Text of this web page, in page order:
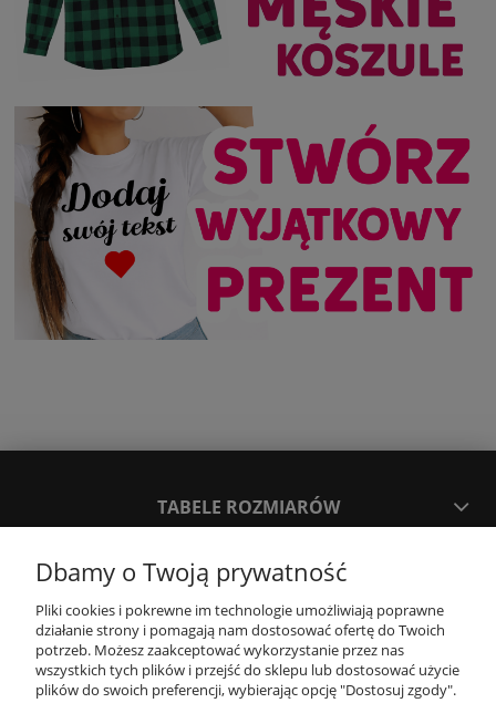
TABELE ROZMIARÓW
SPOSOBY PŁATNOŚCI ORAZ CZAS I KOSZTY DOSTAWY
KONTAKT
Dbamy o Twoją prywatność
Pliki cookies i pokrewne im technologie umożliwiają poprawne
działanie strony i pomagają nam dostosować ofertę do Twoich
potrzeb. Możesz zaakceptować wykorzystanie przez nas
wszystkich tych plików i przejść do sklepu lub dostosować użycie
plików do swoich preferencji, wybierając opcję "Dostosuj zgody".